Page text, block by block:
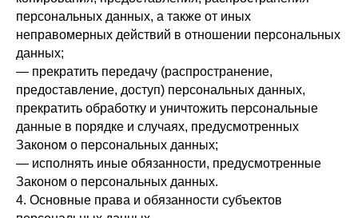
персональных данных, а также от иных
неправомерных действий в отношении персональных
данных;
— прекратить передачу (распространение,
предоставление, доступ) персональных данных,
прекратить обработку и уничтожить персональные
данные в порядке и случаях, предусмотренных
Законом о персональных данных;
— исполнять иные обязанности, предусмотренные
Законом о персональных данных.
4. Основные права и обязанности субъектов